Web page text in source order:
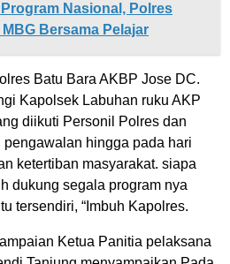
Nasional, Polres
Bersama Pelajar
Batu Bara AKBP Jose DC.
Kapolsek Labuhan ruku AKP
diikuti Personil Polres dan
hingga pada hari
ketertiban masyarakat. siapa
dukung segala program nya
tersendiri, “Imbuh Kapolres.
Ketua Panitia pelaksana